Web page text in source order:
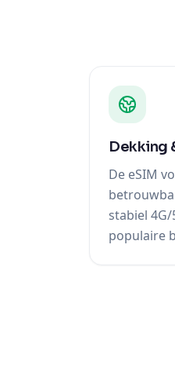
Dekking
De eSIM
stabiel
populaire